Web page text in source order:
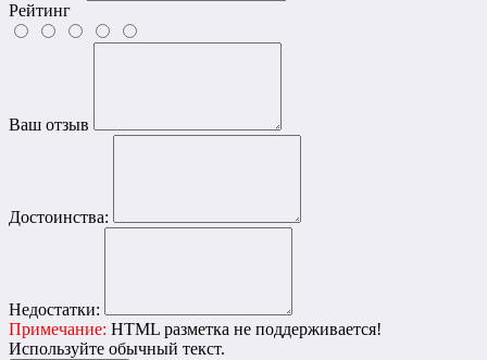
Рейтинг
Ваш отзыв
Достоинства:
Недостатки:
Примечание: HTML разметка не поддерживается!
Используйте обычный текст.